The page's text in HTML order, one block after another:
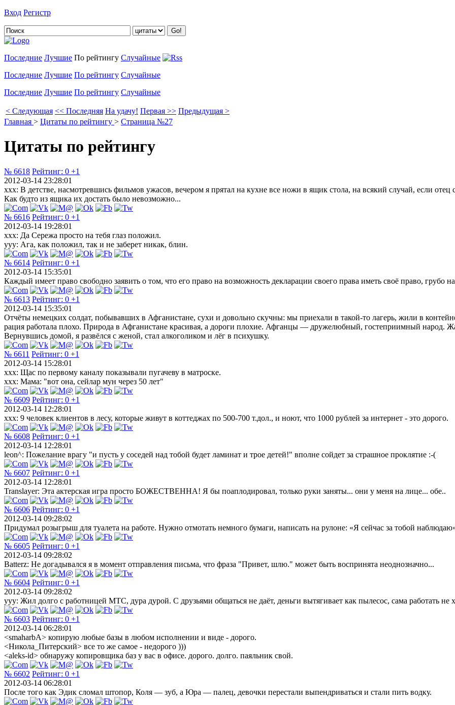
Вход Регистр
Последние Лучшие По рейтингу Случайные
Последние Лучшие По рейтингу Случайные
Последние Лучшие По рейтингу Случайные
< Следующая << Последняя На удачу! Первая >> Предыдущая >
Главная > Цитаты по рейтингу > Страница №27
Цитаты по рейтингу
№ 6618 Рейтинг: 0 +1
2012-03-14 23:28:01
ххх: В детстве, насмотревшись фильмов ужасов, вечером я прятал на кухне все ножи в ящик стола, на всякий случай, если отец
Как будто из ящика их достать было невозможно...
№ 6616 Рейтинг: 0 +1
2012-03-14 19:28:01
ххх: Да Сережа просто на тебя глаз положил.
ууу: Ага, как положил, так и не заберет никак, блин.
№ 6614 Рейтинг: 0 +1
2012-03-14 15:35:01
Каждый имеет право свободно заявить о том, что его право на возможность декларации своего права иметь своё право, грубо
№ 6613 Рейтинг: 0 +1
2012-03-14 15:35:01
Отчёты немецких солдат, побывавших в Афганистане, сухи и довольно скучны: мы приехали в такой-то лагерь, жили в
рация работала плохо. Природа в Афганистане красивая, а дороги плохие. Афганцы — дружелюбный, гостеприимный народ.
Вернувшись домой, я развёлся с женой, стал алкоголиком и лёг в психушку.
№ 6611 Рейтинг: 0 +1
2012-03-14 15:28:01
xxx: Щас по первому каналу показывали пугачеву в матроске.
xxx: Мама: "вот она, сейлар мун через 50 лет"
№ 6609 Рейтинг: 0 +1
2012-03-14 12:28:01
xxx: 9 человек клиентов в лесу, которые живут в коттеджах по 500-700 т.дол., и ноют, что 1000 рублей за интернет - это дорого.
№ 6608 Рейтинг: 0 +1
2012-03-14 12:28:01
leon^: Пожелание врагу "и пусть у соседей над тобой будет ламинат и трое детей!" вполне сойдет за страшное проклятие :-(
№ 6607 Рейтинг: 0 +1
2012-03-14 12:28:01
Translayer: Эта актерская игра просто БОЖЕСТВЕННА! Я бы поаплодировал, только руки заняты... они у меня на лице... обе..
№ 6606 Рейтинг: 0 +1
2012-03-14 09:28:02
Придумал розыгрыш для туалета на работе. Нужно отмотать немного бумаги, написать на рулоне: «Я сейчас за тобой
№ 6605 Рейтинг: 0 +1
2012-03-14 09:28:02
Batterz: Не догадывался я в момент отправления письма, что фраза "Привет, шлю." может быть воспринята неоднозначно...
№ 6604 Рейтинг: 0 +1
2012-03-14 09:28:02
ууу: Жил долго с работницей МТС, дура дурой. С друзьями общаться не даёт, деньги вытягивает как пылесос, сама работать не
№ 6603 Рейтинг: 0 +1
2012-03-14 06:28:01
<smaharbA> копирую любые базы в любом исполнении и виде - дорого.
<Никола_Питерский> все то же самое - недорого )))
<aleks-id> обнаружу копировщика баз у вас в офисе. дорого. долго. паяльник свой.
№ 6602 Рейтинг: 0 +1
2012-03-14 06:28:01
После того как Эдик сломал штопор, Коля — зуб, а Юра — палец, девочки перестали выпендриваться и стали пить водку.